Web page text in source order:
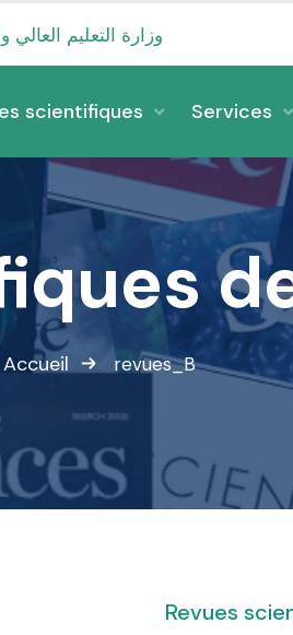
وزارة التعليم العالي
scientifiques Services
Accueil revues_B
Revues